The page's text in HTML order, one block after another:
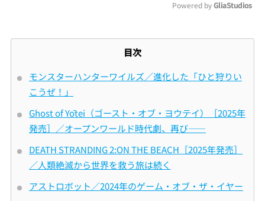
Powered by GliaStudios
目次
モンスターハンターワイルズ／進化した「ひと狩りい
こうぜ！」
Ghost of Yōtei（ゴースト・オブ・ヨウテイ）［2025年
発売］／オープンワールド時代劇、再び――
DEATH STRANDING 2:ON THE BEACH［2025年発売］
／人類絶滅から世界を救う旅は続く
アストロボット／2024年のゲーム・オブ・ザ・イヤー